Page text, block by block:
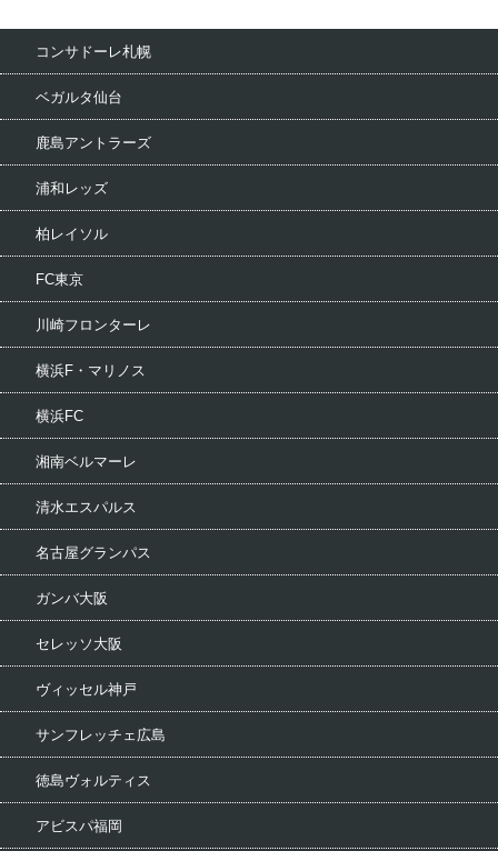
コンサドーレ札幌
ベガルタ仙台
鹿島アントラーズ
浦和レッズ
柏レイソル
FC東京
川崎フロンターレ
横浜F・マリノス
横浜FC
湘南ベルマーレ
清水エスパルス
名古屋グランパス
ガンバ大阪
セレッソ大阪
ヴィッセル神戸
サンフレッチェ広島
徳島ヴォルティス
アビスパ福岡